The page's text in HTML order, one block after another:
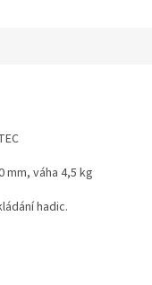
mm, váha 4,5 kg
hadic.